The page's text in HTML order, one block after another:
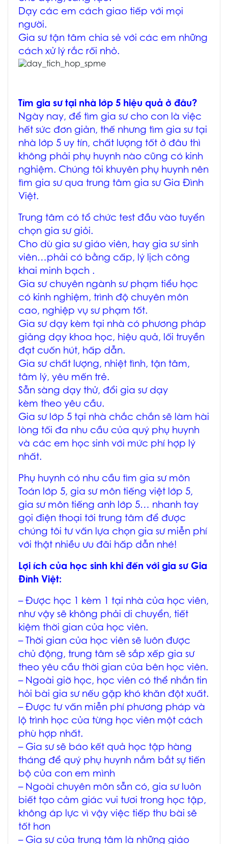
Dạy các em cách giao tiếp với mọi
người.
Gia sư tận tâm chia sẻ với các em những
cách xử lý rắc rối nhỏ.
Tìm gia sư tại nhà lớp 5 hiệu quả ở đâu?
Ngày nay, để tìm gia sư cho con là việc
hết sức đơn giản, thế nhưng tìm gia sư tại
nhà lớp 5 uy tín, chất lượng tốt ở đâu thì
không phải phụ huynh nào cũng có kinh
nghiệm. Chúng tôi khuyên phụ huynh nên
tìm gia sư qua trung tâm gia sư Gia Đình
Việt.
Trung tâm có tổ chức test đầu vào tuyển
chọn gia sư giỏi.
Cho dù gia sư giáo viên, hay gia sư sinh
viên…phải có bằng cấp, lý lịch công
khai minh bạch .
Gia sư chuyên ngành sư phạm tiểu học
có kinh nghiệm, trình độ chuyên môn
cao, nghiệp vụ sư phạm tốt.
Gia sư dạy kèm tại nhà có phương pháp
giảng dạy khoa học, hiệu quả, lối truyền
đạt cuốn hút, hấp dẫn.
Gia sư chất lượng, nhiệt tình, tận tâm,
tâm lý, yêu mến trẻ.
Sẵn sàng dạy thử, đổi gia sư dạy
kèm theo yêu cầu.
Gia sư lớp 5 tại nhà chắc chắn sẽ làm hài
lòng tối đa nhu cầu của quý phụ huynh
và các em học sinh với mức phí hợp lý
nhất.
Phụ huynh có nhu cầu tìm gia sư môn
Toán lớp 5, gia sư môn tiếng việt lớp 5,
gia sư môn tiếng anh lớp 5… nhanh tay
gọi điện thoại tới trung tâm để được
chúng tôi tư vấn lựa chọn gia sư miễn phí
với thật nhiều ưu đãi hấp dẫn nhé!
Lợi ích của học sinh khi đến với gia sư Gia
Đình Việt:
– Được học 1 kèm 1 tại nhà của học viên,
như vậy sẽ không phải di chuyển, tiết
kiệm thời gian của học viên.
– Thời gian của học viên sẽ luôn được
chủ động, trung tâm sẽ sắp xếp gia sư
theo yêu cầu thời gian của bên học viên.
– Ngoài giờ học, học viên có thể nhắn tin
hỏi bài gia sư nếu gặp khó khăn đột xuất.
– Được tư vấn miễn phí phương pháp và
lộ trình học của từng học viên một cách
phù hợp nhất.
– Gia sư sẽ báo kết quả học tập hàng
tháng để quý phụ huynh nắm bắt sự tiến
bộ của con em mình
– Ngoài chuyên môn sẵn có, gia sư luôn
biết tạo cảm giác vui tươi trong học tập,
không áp lực vì vậy việc tiếp thu bài sẽ
tốt hơn
– Gia sư của trung tâm là những giáo